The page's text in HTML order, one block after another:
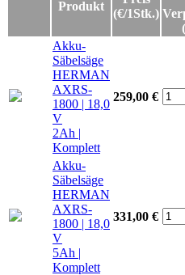
Produkt
(€/1Stk.)
Akku-
Säbelsäge
HERMAN
AXRS-
1800 | 18,0
V
2Ah |
Komplett
259,00 €
Akku-
Säbelsäge
HERMAN
AXRS-
1800 | 18,0
V
5Ah |
Komplett
331,00 €